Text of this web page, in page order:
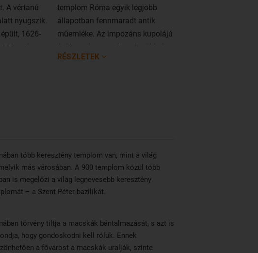
A vértanú
nyugszik.
1626-
ember
templom Róma egyik legjobb
állapotban fennmaradt antik
műemléke. Az impozáns kupolájú
épület sokat megélt már, többek
között a kereszténység létrejöttét
RÉSZLETEK
több keresztény templom van, mint a világ
más városában. A 900 templom közül több
is megelőzi a világ legnevesebb keresztény
– a Szent Péter-bazilikát.
törvény tiltja a macskák bántalmazását, s azt is
hogy gondoskodni kell róluk. Ennek
a fővárost a macskák uralják, szinte